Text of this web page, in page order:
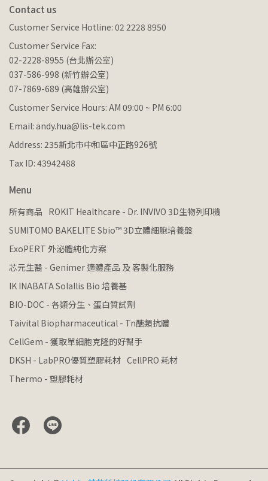
Contact us
Customer Service Hotline: 02 2228 8950
Customer Service Fax:
02-2228-8955 (台北辦公室)
037-586-998 (新竹辦公室)
07-7869-689 (高雄辦公室)
Customer Service Hours: AM 09:00 ~ PM 6:00
Email: andy.hua@lis-tek.com
Address: 235新北市中和區中正路926號
Tax ID: 43942488
Menu
所有商品 ROKIT Healthcare - Dr. INVIVO 3D生物列印機
SUMITOMO BAKELITE Sbio™ 3D立體細胞培養盤
ExoPERT 外泌體純化方案
芯元生醫 - Genimer 適體產品 及 客製化服務
IK INABATA Solallis Bio 培養基
BIO-DOC - 各類分生、蛋白質試劑
Taivital Biopharmaceutical - Tn醣類抗體
CellGem - 獲取單細胞克隆的好幫手
DKSH - LabPRO優質塑膠耗材 CellPRO 耗材
Thermo - 塑膠耗材